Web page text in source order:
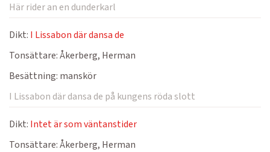
Här rider an en dunderkarl
Dikt: I Lissabon där dansa de
Tonsättare:Åkerberg, Herman
Besättning: manskör
I Lissabon där dansa de på kungens röda slott
Dikt: Intet är som väntanstider
Tonsättare:Åkerberg, Herman